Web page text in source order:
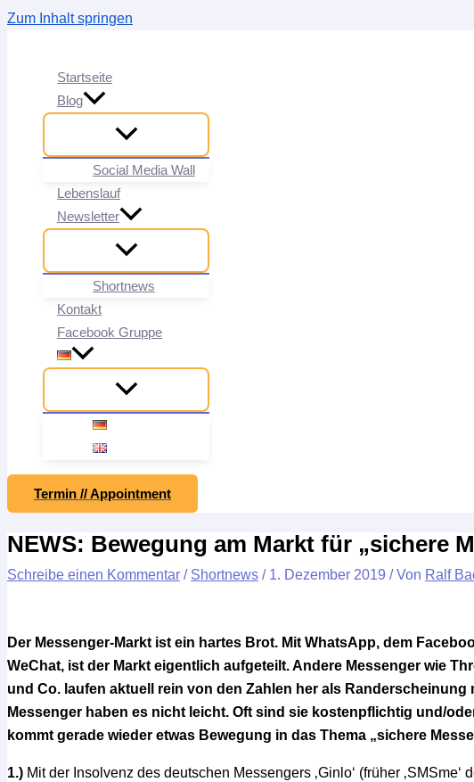
Zum Inhalt springen
Startseite
Blog
Social Media Wall
Lebenslauf
Newsletter
Shortnews
Kontakt
Facebook Gruppe
Termin // Appointment
NEWS: Bewegung am Markt für „sichere
Schreibe einen Kommentar / Shortnews / 1. Dezember 2019 / Von Ralf
Der Messenger-Markt ist ein hartes Brot. Mit WhatsApp, dem
WeChat, ist der Markt eigentlich aufgeteilt. Andere Messenger wie
und Co. laufen aktuell rein von den Zahlen her als Randerscheinung
Messenger haben es nicht leicht. Oft sind sie kostenpflichtig und/
kommt gerade wieder etwas Bewegung in das Thema „sichere
1.) Mit der Insolvenz des deutschen Messengers ‚Ginlo‘ (früher